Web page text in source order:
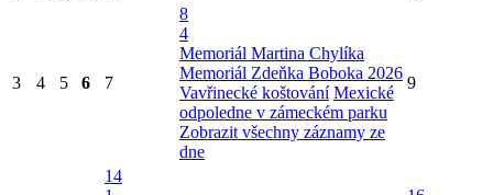
3 4 5 6 7
8
4
Memoriál Martina Chylíka
Memoriál Zdeňka Boboka 2026
Vavřinecké koštování Mexické
odpoledne v zámeckém parku
Zobrazit všechny záznamy ze
dne
9
14